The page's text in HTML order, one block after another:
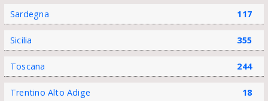
Sardegna 117
Sicilia 355
Toscana 244
Trentino Alto Adige 18